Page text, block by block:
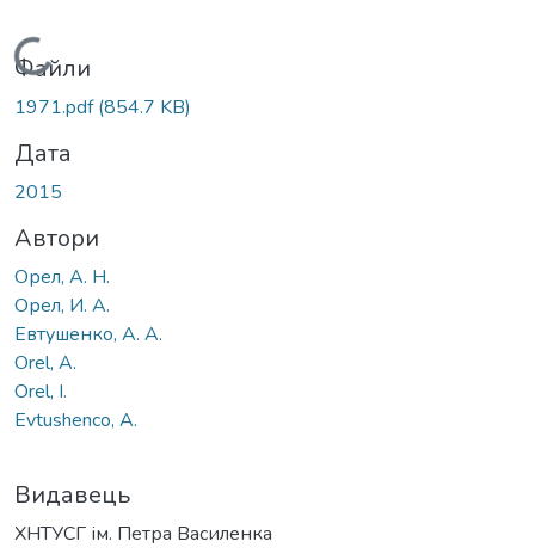
Вантажиться...
Файли
1971.pdf(854.7 KB)
Дата
2015
Автори
Орел, А. Н.
Орел, И. А.
Евтушенко, А. А.
Orel, А.
Orel, І.
Еvtushenco, А.
Видавець
ХНТУСГ ім. Петра Василенка